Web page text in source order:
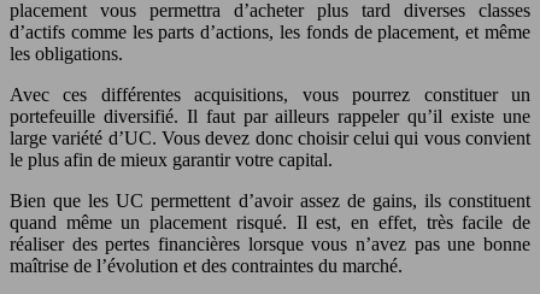
placement vous permettra d’acheter plus tard diverses classes
d’actifs comme les parts d’actions, les fonds de placement, et même
les obligations.
Avec ces différentes acquisitions, vous pourrez constituer un
portefeuille diversifié. Il faut par ailleurs rappeler qu’il existe une
large variété d’UC. Vous devez donc choisir celui qui vous convient
le plus afin de mieux garantir votre capital.
Bien que les UC permettent d’avoir assez de gains, ils constituent
quand même un placement risqué. Il est, en effet, très facile de
réaliser des pertes financières lorsque vous n’avez pas une bonne
maîtrise de l’évolution et des contraintes du marché.